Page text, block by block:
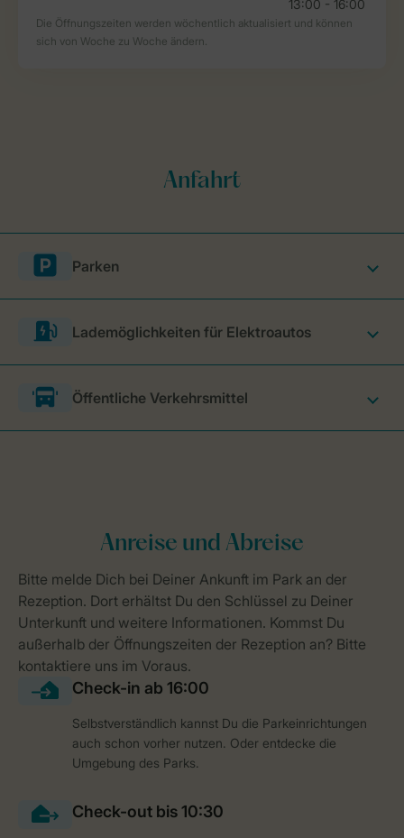
Parken
Lademöglichkeiten für Elektroautos
Öffentliche Verkehrsmittel
Selbstverständlich kannst Du die Parkeinrichtungen
auch schon vorher nutzen. Oder entdecke die
Umgebung des Parks.